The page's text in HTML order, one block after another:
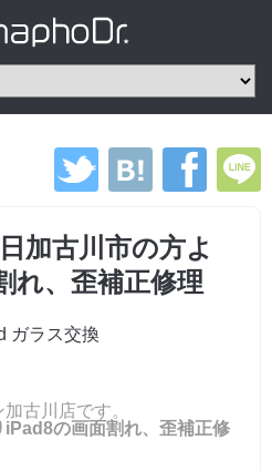
加古川市の方よ
れ、歪補正修理
ガラス交換
古川店です。
の画面割れ、歪補正修